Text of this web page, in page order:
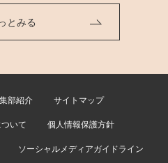
とみる
部紹介 サイトマップ
いて 個人情報保護方針
ソーシャルメディアガイドライン